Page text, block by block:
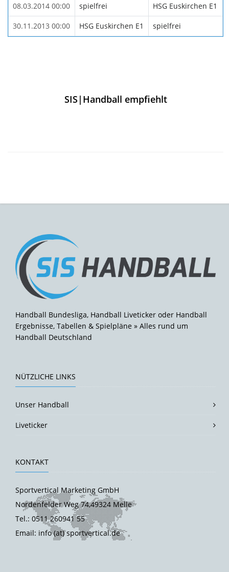
08.03.2014 00:00 spielfrei HSG Euskirchen E1
30.11.2013 00:00 HSG Euskirchen E1 spielfrei
SIS|Handball empfiehlt
Handball Bundesliga, Handball Liveticker oder Handball
Ergebnisse, Tabellen & Spielpläne » Alles rund um
Handball Deutschland
NÜTZLICHE LINKS
Unser Handball
Liveticker
KONTAKT
Sportvertical Marketing GmbH
Nordenfelder Weg 74,49324 Melle
Tel.: 0511 260941 55
Email: info (at) sportvertical.de